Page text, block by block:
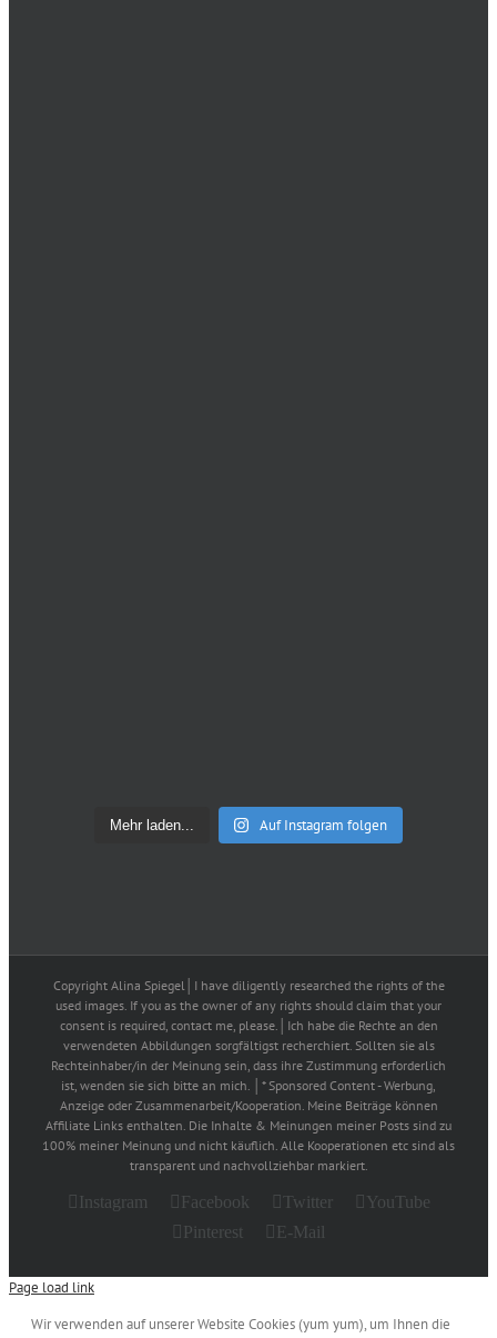
Mehr laden... Auf Instagram folgen
Copyright Alina Spiegel│I have diligently researched the rights of the
used images. If you as the owner of any rights should claim that your
consent is required, contact me, please.│Ich habe die Rechte an den
verwendeten Abbildungen sorgfältigst recherchiert. Sollten sie als
Rechteinhaber/in der Meinung sein, dass ihre Zustimmung erforderlich
ist, wenden sie sich bitte an mich. │* Sponsored Content - Werbung,
Anzeige oder Zusammenarbeit/Kooperation. Meine Beiträge können
Affiliate Links enthalten. Die Inhalte & Meinungen meiner Posts sind zu
100% meiner Meinung und nicht käuflich. Alle Kooperationen etc sind als
transparent und nachvollziehbar markiert.
Instagram Facebook Twitter
YouTube
Pinterest
E-Mail
Page load link
Wir verwenden auf unserer Website Cookies (yum yum), um Ihnen die